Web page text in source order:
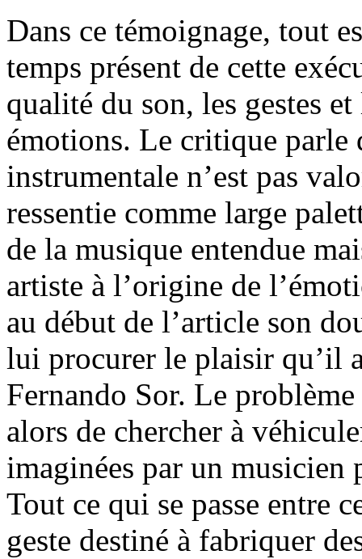
Dans ce témoignage, tout
temps présent de cette
qualité du son, les gestes
émotions. Le critique parle
instrumentale n’est pas
ressentie comme large
de la musique entendue
artiste à l’origine de
au début de l’article son
lui procurer le plaisir qu’il
Fernando Sor. Le
alors de chercher à
imaginées par un musicien
Tout ce qui se passe entre
geste destiné à fabriquer